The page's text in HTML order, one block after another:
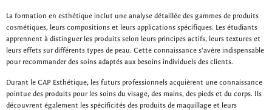
La formation en esthétique inclut une analyse détaillée des gammes de produits
cosmétiques, leurs compositions et leurs applications spécifiques. Les étudiants
apprennent à distinguer les produits selon leurs principes actifs, leurs textures et
leurs effets sur différents types de peau. Cette connaissance s'avère indispensable
pour recommander des soins adaptés aux besoins individuels des clients.
Durant le CAP Esthétique, les futurs professionnels acquièrent une connaissance
pointue des produits pour les soins du visage, des mains, des pieds et du corps. Ils
découvrent également les spécificités des produits de maquillage et leurs